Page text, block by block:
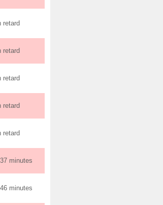
retard
retard
retard
retard
retard
minutes
minutes